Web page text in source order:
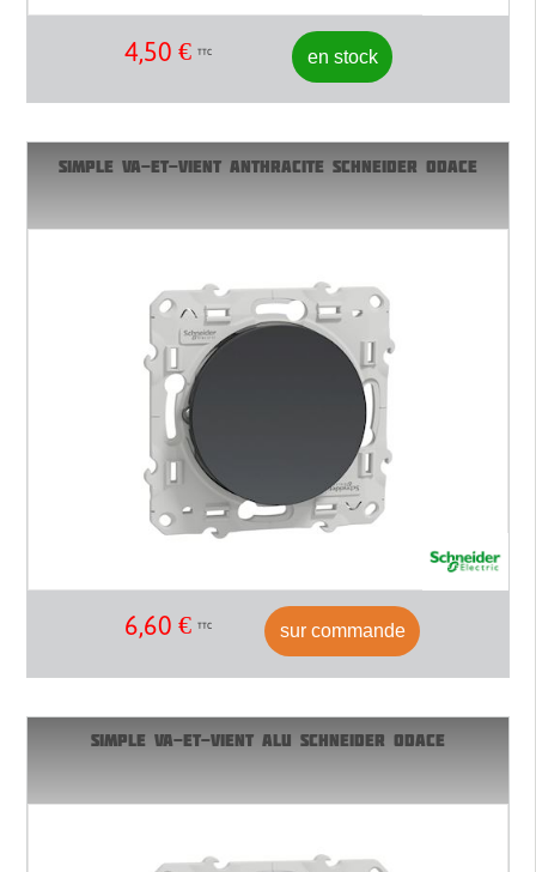
4,50 € TTC en stock
SIMPLE VA-ET-VIENT ANTHRACITE SCHNEIDER ODACE
6,60 € TTC sur commande
SIMPLE VA-ET-VIENT ALU SCHNEIDER ODACE